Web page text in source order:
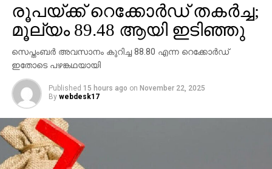
UP NEXT
ആഫ്രിക്കന്‍ നടനൊപ്പം ലീഡ് റോളില്‍ സൗബിന്‍;
‘സുഡാനി ഫ്രം നൈജീരിയ’ ഒരുങ്ങുന്നു
DON'T MISS
ചെറുവിരലനക്കില്ല; റവന്യു ഉദ്യോഗസ്ഥര്‍ക്ക്
മന്ത്രിയുമെട ഭീഷണി
രൂപയ്ക്ക് റെക്കോര്‍ഡ് തകര്‍ച്ച;
മൂല്യം 89.48 ആയി ഇടിഞ്ഞു
സെപ്തംബര്‍ അവസാനം കുറിച്ച 88.80 എന്ന റെക്കോര്‍ഡ്
ഇതോടെ പഴങ്കഥയായി
Published 15 hours ago on November 22, 2025
By webdesk17